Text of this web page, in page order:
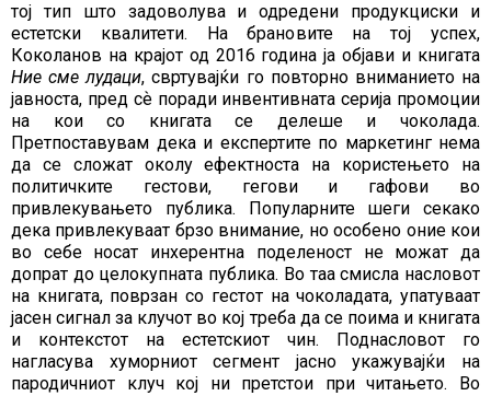
тој тип што задоволува и одредени продукциски и
естетски квалитети. На брановите на тој успех,
Коколанов на крајот од 2016 година ја објави и книгата
Ние сме лудаци, свртувајќи го повторно вниманието на
јавноста, пред сѐ поради инвентивната серија промоции
на кои со книгата се делеше и чоколада.
Претпоставувам дека и експертите по маркетинг нема
да се сложат околу ефектноста на користењето на
политичките гестови, гегови и гафови во
привлекувањето публика. Популарните шеги секако
дека привлекуваат брзо внимание, но особено оние кои
во себе носат инхерентна поделеност не можат да
допрат до целокупната публика. Во таа смисла насловот
на книгата, поврзан со гестот на чоколадата, упатуваат
јасен сигнал за клучот во кој треба да се поима и книгата
и контекстот на естетскиот чин. Поднасловот го
нагласува хуморниот сегмент јасно укажувајќи на
пародичниот клуч кој ни претстои при читањето. Во